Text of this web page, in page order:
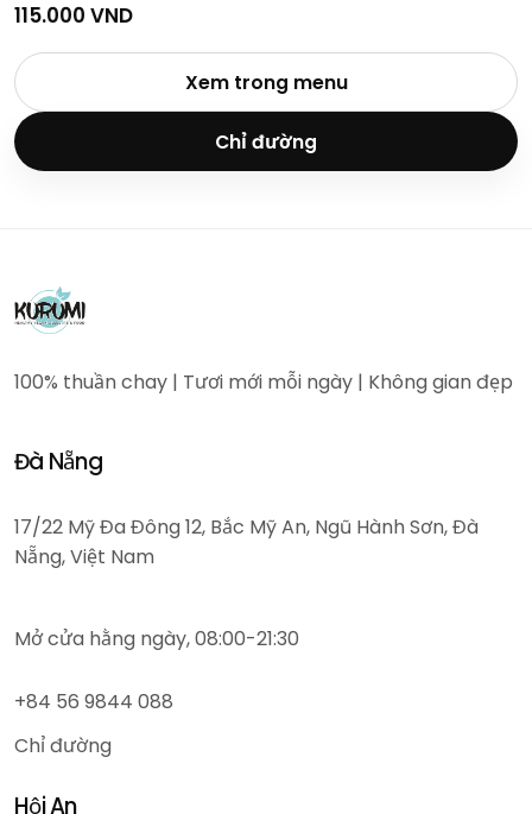
115.000 VND
Xem trong menu
Chỉ đường
100% thuần chay | Tươi mới mỗi ngày | Không gian đẹp
Đà Nẵng
17/22 Mỹ Đa Đông 12, Bắc Mỹ An, Ngũ Hành Sơn, Đà
Nẵng, Việt Nam
Mở cửa hằng ngày, 08:00-21:30
+84 56 9844 088
Chỉ đường
Hội An